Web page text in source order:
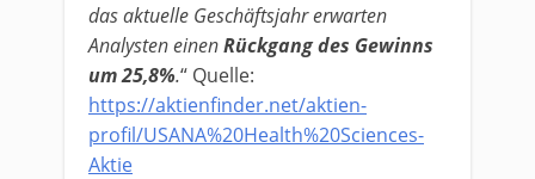
das aktuelle Geschäftsjahr erwarten
Analysten einenRückgang des Gewinns
um 25,8%.“ Quelle:
https://aktienfinder.net/aktien-
profil/USANA%20Health%20Sciences-
Aktie